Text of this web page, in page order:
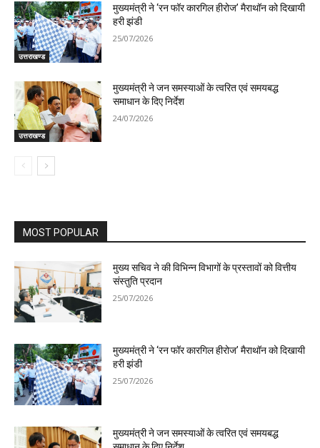
उत्तराखण्ड
मुख्यमंत्री ने ‘रन फॉर कारगिल हीरोज’ मैराथॉन को दिखायी
हरी झंडी
25/07/2026
उत्तराखण्ड
मुख्यमंत्री ने जन समस्याओं के त्वरित एवं समयबद्ध
समाधान के दिए निर्देश
24/07/2026
MOST POPULAR
मुख्य सचिव ने की विभिन्न विभागों के प्रस्तावों को वित्तीय
संस्तुति प्रदान
25/07/2026
मुख्यमंत्री ने ‘रन फॉर कारगिल हीरोज’ मैराथॉन को दिखायी
हरी झंडी
25/07/2026
मुख्यमंत्री ने जन समस्याओं के त्वरित एवं समयबद्ध